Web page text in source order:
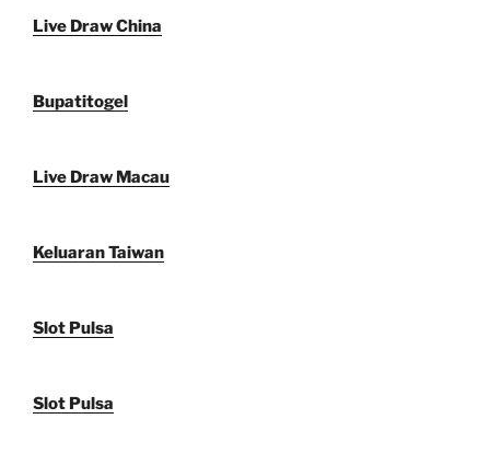
Live Draw China
Bupatitogel
Live Draw Macau
Keluaran Taiwan
Slot Pulsa
Slot Pulsa